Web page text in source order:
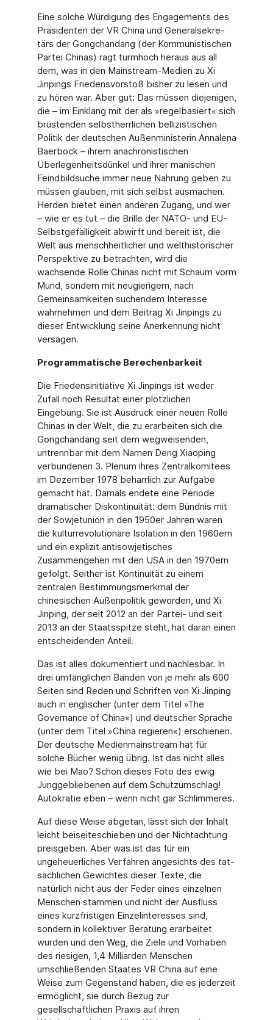
Eine solche Würdigung des Engagements des
Präsidenten der VR China und Generalsekre­
tärs der Gongchandang (der Kommunistischen
Partei Chinas) ragt turmhoch heraus aus all
dem, was in den Mainstream-Medien zu Xi
Jinpings Friedensvorstoß bisher zu lesen und
zu hören war. Aber gut: Das müssen diejenigen,
die – im Einklang mit der als »regelbasiert« sich
brüstenden selbstherrlichen bellizistischen
Politik der deutschen Außenministerin Annalena
Baerbock – ihrem anachronistischen
Überlegenheitsdünkel und ihrer manischen
Feindbildsuche immer neue Nahrung geben zu
müssen glauben, mit sich selbst ausma­chen.
Herden bietet einen anderen Zugang, und wer
– wie er es tut – die Brille der NATO- und EU-
Selbstgefälligkeit abwirft und bereit ist, die
Welt aus menschheitlicher und welthisto­rischer
Perspektive zu betrachten, wird die
wachsende Rolle Chinas nicht mit Schaum vorm
Mund, sondern mit neugierigem, nach
Gemeinsamkeiten suchendem Interesse
wahrnehmen und dem Beitrag Xi Jinpings zu
dieser Entwicklung seine Anerkennung nicht
versagen.
Programmatische Berechenbarkeit
Die Friedensinitiative Xi Jinpings ist weder
Zufall noch Resultat einer plötzlichen
Eingebung. Sie ist Ausdruck einer neuen Rolle
Chinas in der Welt, die zu erarbeiten sich die
Gongchan­dang seit dem wegweisenden,
untrennbar mit dem Namen Deng Xiaoping
verbundenen 3. Plenum ihres Zentralkomitees
im Dezember 1978 beharrlich zur Aufgabe
gemacht hat. Damals endete eine Periode
dramatischer Diskontinuität: dem Bündnis mit
der Sowjet­union in den 1950er Jahren waren
die kulturrevolutionäre Isolation in den 1960ern
und ein explizit antisowjetisches
Zusammengehen mit den USA in den 1970ern
gefolgt. Seither ist Kontinuität zu einem
zentralen Bestimmungsmerkmal der
chinesischen Außenpolitik geworden, und Xi
Jinping, der seit 2012 an der Partei- und seit
2013 an der Staatsspitze steht, hat daran einen
entscheidenden Anteil.
Das ist alles dokumentiert und nachlesbar. In
drei umfänglichen Bänden von je mehr als 600
Seiten sind Reden und Schriften von Xi Jinping
auch in englischer (unter dem Titel »The
Governance of China«) und deutscher Sprache
(unter dem Titel »China regieren«) erschienen.
Der deutsche Medienmainstream hat für
solche Bücher wenig übrig. Ist das nicht alles
wie bei Mao? Schon dieses Foto des ewig
Junggebliebenen auf dem Schutzum­schlag!
Autokratie eben – wenn nicht gar Schlimmeres.
Auf diese Weise abgetan, lässt sich der Inhalt
leicht beiseiteschieben und der Nichtach­tung
preisgeben. Aber was ist das für ein
ungeheuerliches Verfahren angesichts des tat­
sächlichen Gewichtes dieser Texte, die
natürlich nicht aus der Feder eines einzelnen
Men­schen stammen und nicht der Ausfluss
eines kurzfristigen Einzelinteresses sind,
sondern in kollektiver Beratung erarbeitet
wurden und den Weg, die Ziele und Vorhaben
des riesi­gen, 1,4 Milliarden Menschen
umschließenden Staates VR China auf eine
Weise zum Gegenstand haben, die es jederzeit
ermöglicht, sie durch Bezug zur
gesellschaftlichen Pra­xis auf ihren